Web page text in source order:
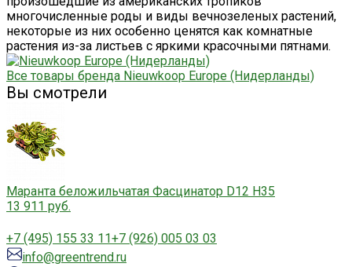
многочисленные роды и виды вечнозеленых растений,
некоторые из них особенно ценятся как комнатные
растения из-за листьев с яркими красочными пятнами.
Все товары бренда Nieuwkoop Europe (Нидерланды)
Вы смотрели
Маранта беложильчатая Фасцинатор D12 H35
13 911 руб.
+7 (495) 155 33 11+7 (926) 005 03 03
info@greentrend.ru